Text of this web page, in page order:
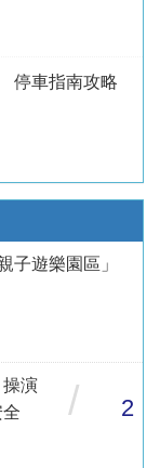
停車指南攻略
遊樂園區」
操演
/ 2